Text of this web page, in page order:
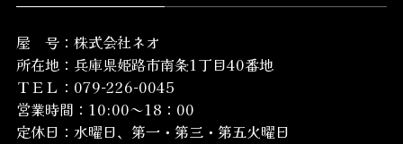
屋 号：株式会社ネオ
所在地： 兵庫県姫路市南条1丁目40番地
ＴＥＬ：079-226-0045
営業時間：10:00～18：00
定休日：水曜日、第一・第三・第五火曜日